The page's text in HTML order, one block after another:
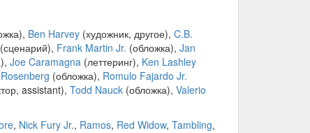
Ben Harvey(художник, другое), C.B.
Frank Martin Jr. (обложка), Jan
Joe Caramagna(леттеринг), Ken Lashley
(обложка), Romulo Fajardo Jr.
assistant), Todd Nauck(обложка), Valerio
, Nick Fury Jr., Ramos, Red Widow, Tambling,